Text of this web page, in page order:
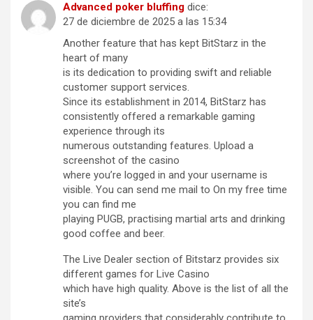
Advanced poker bluffing dice:
27 de diciembre de 2025 a las 15:34
Another feature that has kept BitStarz in the
heart of many
is its dedication to providing swift and reliable
customer support services.
Since its establishment in 2014, BitStarz has
consistently offered a remarkable gaming
experience through its
numerous outstanding features. Upload a
screenshot of the casino
where you’re logged in and your username is
visible. You can send me mail to On my free time
you can find me
playing PUGB, practising martial arts and drinking
good coffee and beer.
The Live Dealer section of Bitstarz provides six
different games for Live Casino
which have high quality. Above is the list of all the
site’s